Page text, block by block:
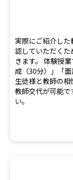
実際にご紹介し
認していただく
きます。 体験授
成（30分）」「面
生徒様と教師の
教師交代が可能
い。